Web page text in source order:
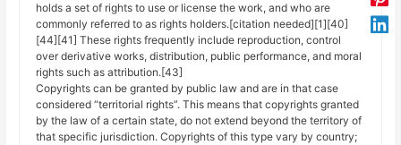
holds a set of rights to use or license the work, and who are
commonly referred to as rights holders.[citation needed][1][40]
[44][41] These rights frequently include reproduction, control
over derivative works, distribution, public performance, and moral
rights such as attribution.[43]
Copyrights can be granted by public law and are in that case
considered “territorial rights”. This means that copyrights granted
by the law of a certain state, do not extend beyond the territory of
that specific jurisdiction. Copyrights of this type vary by country;